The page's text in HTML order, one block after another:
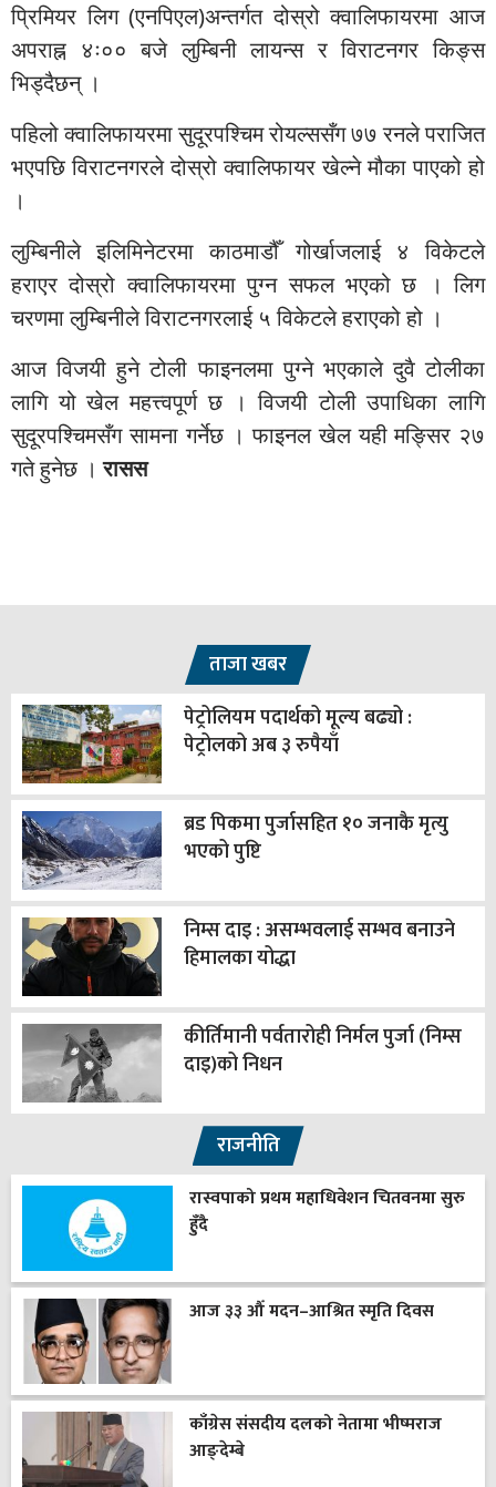
प्रिमियर लिग (एनपिएल)अन्तर्गत दोस्रो क्वालिफायरमा आज
अपराह्न ४ः०० बजे लुम्बिनी लायन्स र विराटनगर किङ्स
भिड्दैछन् ।
पहिलो क्वालिफायरमा सुदूरपश्चिम रोयल्ससँग ७७ रनले पराजित
भएपछि विराटनगरले दोस्रो क्वालिफायर खेल्ने मौका पाएको हो
।
लुम्बिनीले इलिमिनेटरमा काठमाडौँ गोर्खाजलाई ४ विकेटले
हराएर दोस्रो क्वालिफायरमा पुग्न सफल भएको छ । लिग
चरणमा लुम्बिनीले विराटनगरलाई ५ विकेटले हराएको हो ।
आज विजयी हुने टोली फाइनलमा पुग्ने भएकाले दुवै टोलीका
लागि यो खेल महत्त्वपूर्ण छ । विजयी टोली उपाधिका लागि
सुदूरपश्चिमसँग सामना गर्नेछ । फाइनल खेल यही मङ्सिर २७
गते हुनेछ ।रासस
ताजा खबर
पेट्रोलियम पदार्थको मूल्य बढ्यो :
पेट्रोलको अब ३ रुपैयाँ
ब्रड पिकमा पुर्जासहित १० जनाकै मृत्यु
भएको पुष्टि
निम्स दाइ : असम्भवलाई सम्भव बनाउने
हिमालका योद्धा
कीर्तिमानी पर्वतारोही निर्मल पुर्जा (निम्स
दाइ)को निधन
राजनीति
रास्वपाको प्रथम महाधिवेशन चितवनमा सुरु
हुँदै
आज ३३ औँ मदन–आश्रित स्मृति दिवस
काँग्रेस संसदीय दलको नेतामा भीष्मराज
आङ्देम्बे